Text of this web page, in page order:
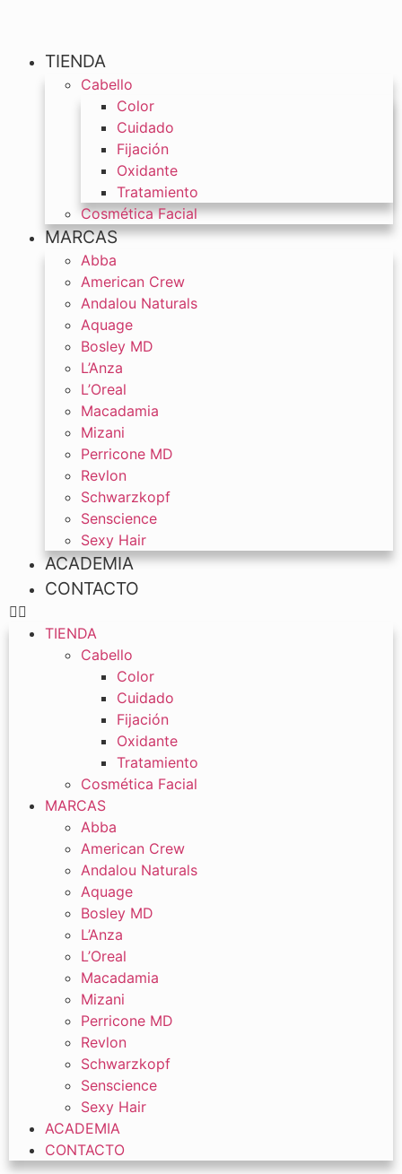
TIENDA
Cabello
Color
Cuidado
Fijación
Oxidante
Tratamiento
Cosmética Facial
MARCAS
Abba
American Crew
Andalou Naturals
Aquage
Bosley MD
L’Anza
L’Oreal
Macadamia
Mizani
Perricone MD
Revlon
Schwarzkopf
Senscience
Sexy Hair
ACADEMIA
CONTACTO
TIENDA
Cabello
Color
Cuidado
Fijación
Oxidante
Tratamiento
Cosmética Facial
MARCAS
Abba
American Crew
Andalou Naturals
Aquage
Bosley MD
L’Anza
L’Oreal
Macadamia
Mizani
Perricone MD
Revlon
Schwarzkopf
Senscience
Sexy Hair
ACADEMIA
CONTACTO